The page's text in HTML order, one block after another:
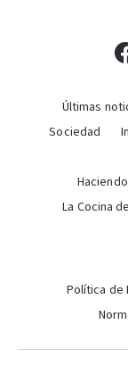
Últimas
Sociedad
La Cocina
Política de